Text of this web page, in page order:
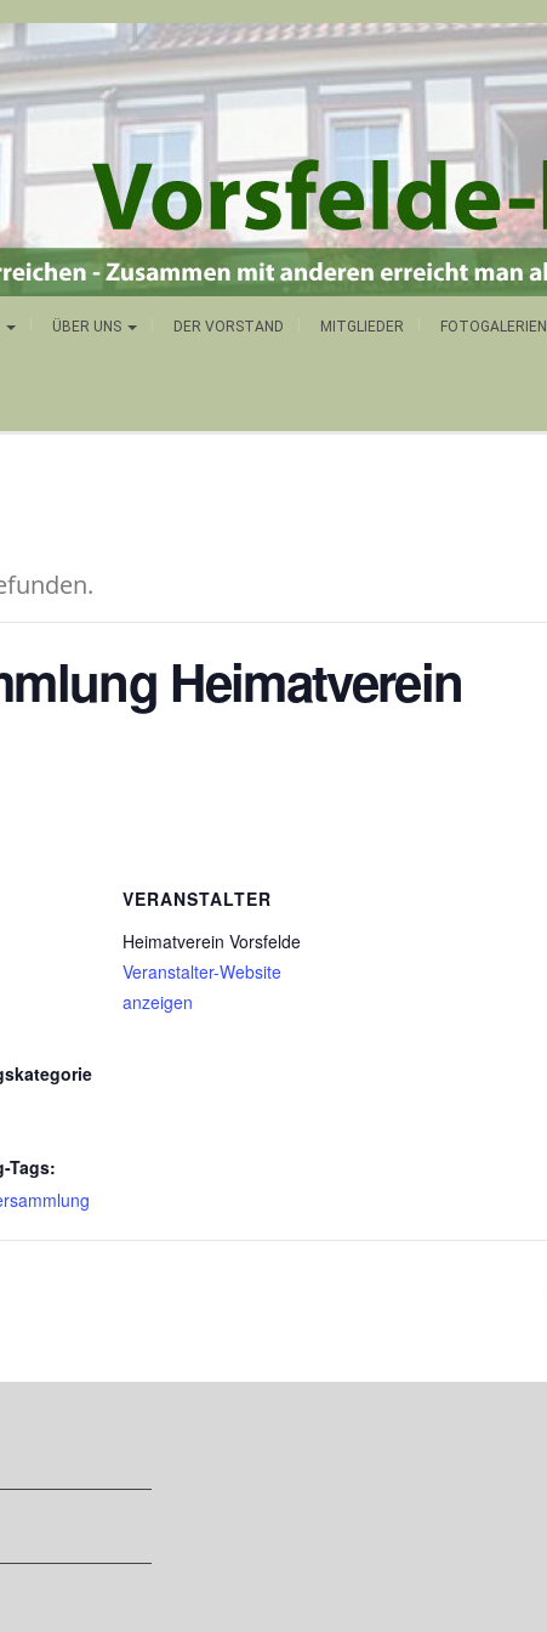
ÜBER UNS DER VORSTAND MITGLIEDER FOTOGALERIEN
Heimatverein
Tags:
VERANSTALTER
Heimatverein Vorsfelde
Veranstalter-Website
anzeigen